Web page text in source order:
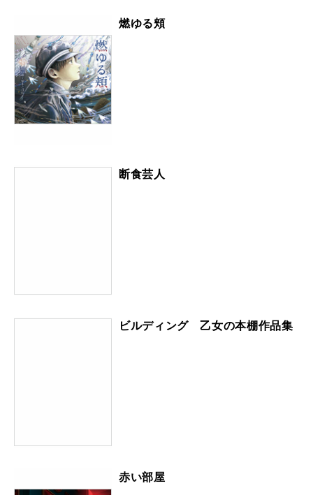
燃ゆる頬
断食芸人
ビルディング 乙女の本棚作品集
赤い部屋